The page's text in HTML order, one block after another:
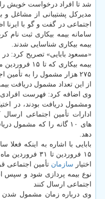
شد تا افراد درخواست خویش را
مدیرکل پشتیبانی از مشاغل و
بیمه بیکاری شناسایی شدند.
«مسعود بابایی» تصریح کرد:
بیمه بیکاری
از این تعداد مشمول دریافت
ومشمول دریافت بودند، در
ادارات تأمین اجتماعی
های ۱۰ گانه را که مشمول
دهد.
بابایی با اشاره به اینکه
۱۵ فروردین تا
اختیار سازمان تأمین اجتماعی
نوع بیمه پردازی شود و سپس
اجتماعی ارسال کنند
وی درباره زمان مشمول شدن